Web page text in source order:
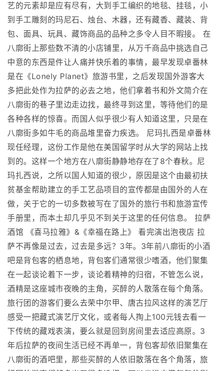
艺的元素却是应有尽有，大到手工编织的地毯、挂毯，小
到手工雕刻的玛尼石、烛台、木器，还有藏香、藏装、背
包、面具、玩具、藏饰商品的品种之多令人目不暇接。 在
八廓街上那些数不清的小店铺里，从万千商品中挑选自己
中意的东西是件让人痛并快乐着的事情，最早发现卓番林
是在《Lonely Planet》旅游书里，之后发现国外游客大
多把此处作为拉萨的必去之地，他们拿着书和外文简介在
八廓街的巷子里边走边找，最终寻到这里，等待他们的是
各种各样的惊喜。而国人似乎很少有人知道这里，只是在
八廓街多如牛毛的商品堆里奋力疾选。 尼玛扎西是卓番林
现任经理，这份工作是他在美国留学时从大学的网站上找
到的。这样一个地方在八廓街静静地存在了8个春秋。尼
玛扎西说，之所以国人知道的很少，原因是这个由最初扶
贫基金帮助建立的手工艺品项目的宣传都是由国外的人在
做，关于它的一切多数被写在了国外的旅行书和旅游宣传
手册里，而本土却几乎见不到关于这里的任何信息。 拉萨
酒馆 《喜马拉雅》&《幸福在路上》 看完演出泡夜店 拉
萨不再像是过去，过去是多远？3年。3年前八廓街的小酒
吧是背包客的栖息地，背包客们通常很少嗜酒，他们聚集
在一起谈论着下一步，谈论着精神的归宿，不管怎么说，
酒精是这座城市夜晚的主角，买醉的人散落在每个角落。
旅行团的游客们要么去荣中尔甲、唐古拉风这样的演艺厅
感受一把藏式演艺厅文化，或者每人掏上100元钱去看一
下传统的藏戏表演，要么就是回到房间里去适应高原。3
年后拉萨的夜间生活已经不再单一，背包客却依旧聚集在
八廓街的酒吧里，那些买醉的人依旧散落在各个角落，旅